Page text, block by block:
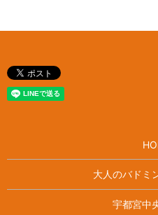
大人のバドミ
宇都宮中